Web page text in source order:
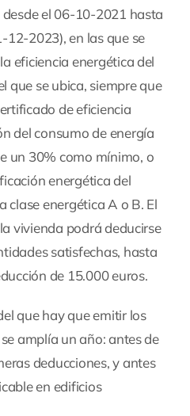
el 06-10-2021 hasta
2023), en las que se
eficiencia energética del
que se ubica, siempre que
de eficiencia
del consumo de energía
un 30% como mínimo, o
energética del
clase energética A o B. El
vivienda podrá deducirse
satisfechas, hasta
de 15.000 euros.
que hay que emitir los
amplía un año: antes de
deducciones, y antes
en edificios